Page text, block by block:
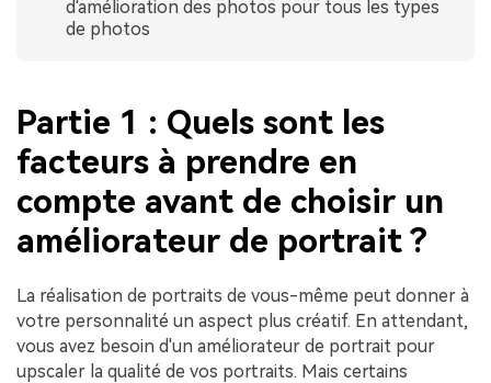
d'amélioration des photos pour tous les types
de photos
Partie 1 : Quels sont les
facteurs à prendre en
compte avant de choisir un
améliorateur de portrait ?
La réalisation de portraits de vous-même peut donner à
votre personnalité un aspect plus créatif. En attendant,
vous avez besoin d'un améliorateur de portrait pour
upscaler la qualité de vos portraits. Mais certains